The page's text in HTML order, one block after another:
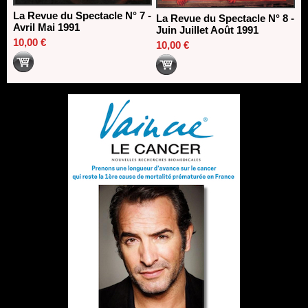
La Revue du Spectacle N° 7 -
Avril Mai 1991
10,00 €
La Revue du Spectacle N° 8 -
Juin Juillet Août 1991
10,00 €